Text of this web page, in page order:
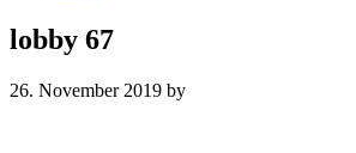
lobby 67
26. November 2019 by